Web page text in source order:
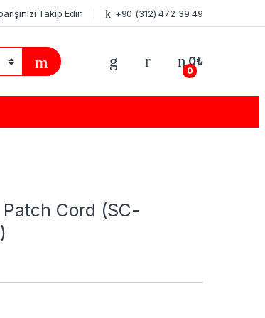
Takip Edin +90 (312) 472 39 49
0
0₺
Cord (SC-